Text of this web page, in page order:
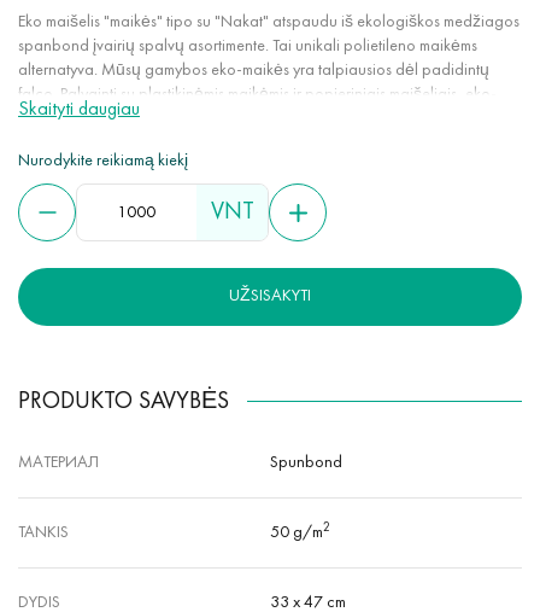
Eko maišelis "maikės" tipo su "Nakat" atspaudu iš ekologiškos medžiagos
spanbond įvairių spalvų asortimente. Tai unikali polietileno maikėms
alternatyva. Mūsų gamybos eko-maikės yra talpiausios dėl padidintų
falco. Palyginti su plastikinėmis maikėmis ir popieriniais maišeliais, eko-
maikės nesiplėšia nuo atsitiktinių skylės ir pjūvių. Turėdamos aukštą oro
Skaityti daugiau
Nurodykite reikiamą kiekį
VNT
UŽSISAKYTI
PRODUKTO SAVYBĖS
МАТЕРИАЛ Spunbond
TANKIS 50 g/m2
DYDIS 33 x 47 cm